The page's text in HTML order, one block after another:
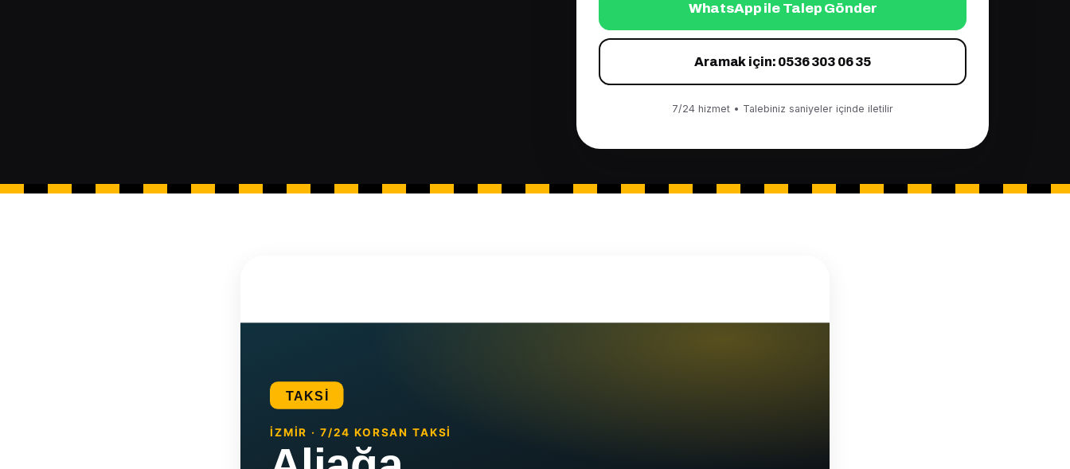
WhatsApp ile Talep Gönder
Aramak için: 0536 303 06 35
7/24 hizmet • Talebiniz saniyeler içinde iletilir